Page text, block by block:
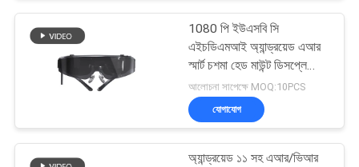
1080 পি ইউএসবি সি
এইচডিএমআই অ্যান্ড্রয়েড এআর
স্মার্ট চশমা হেড মাউন্ট ডিসপ্লে
ওয়াইফাই ও ব্লুটুথ
আলোচনা সাপেক্ষে MOQ:10PCS
যোগাযোগ
অ্যান্ড্রয়েড ১১ সহ এআর/ভিআর